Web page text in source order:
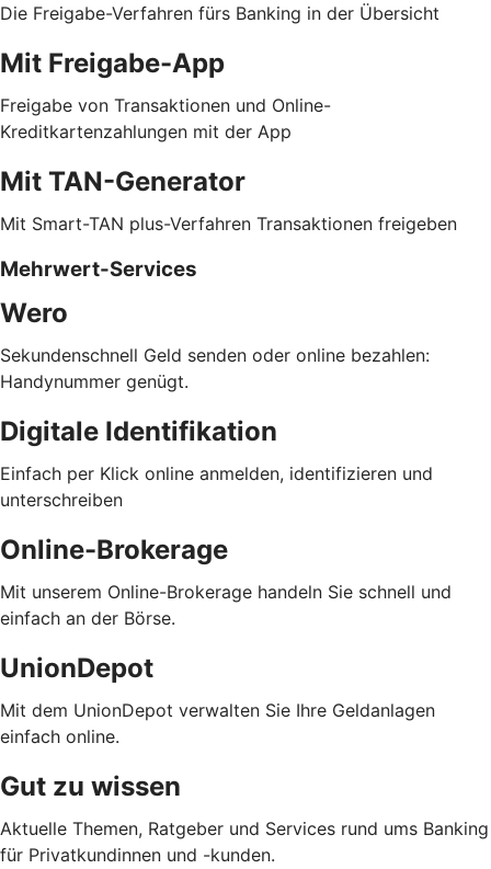
Die Freigabe-Verfahren fürs Banking in der Übersicht
Mit Freigabe-App
Freigabe von Transaktionen und Online-
Kreditkartenzahlungen mit der App
Mit TAN-Generator
Mit Smart-TAN plus-Verfahren Transaktionen freigeben
Mehrwert-Services
Wero
Sekundenschnell Geld senden oder online bezahlen:
Handynummer genügt.
Digitale Identifikation
Einfach per Klick online anmelden, identifizieren und
unterschreiben
Online-Brokerage
Mit unserem Online-Brokerage handeln Sie schnell und
einfach an der Börse.
UnionDepot
Mit dem UnionDepot verwalten Sie Ihre Geldanlagen
einfach online.
Gut zu wissen
Aktuelle Themen, Ratgeber und Services rund ums Banking
für Privatkundinnen und -kunden.